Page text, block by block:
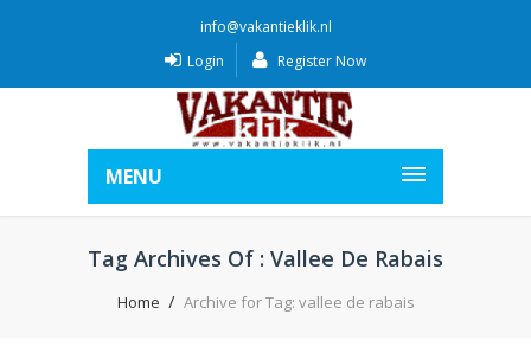
info@vakantieklik.nl
Login
Register Now
MENU
Tag Archives Of : Vallee De Rabais
Home Archive for Tag: vallee de rabais